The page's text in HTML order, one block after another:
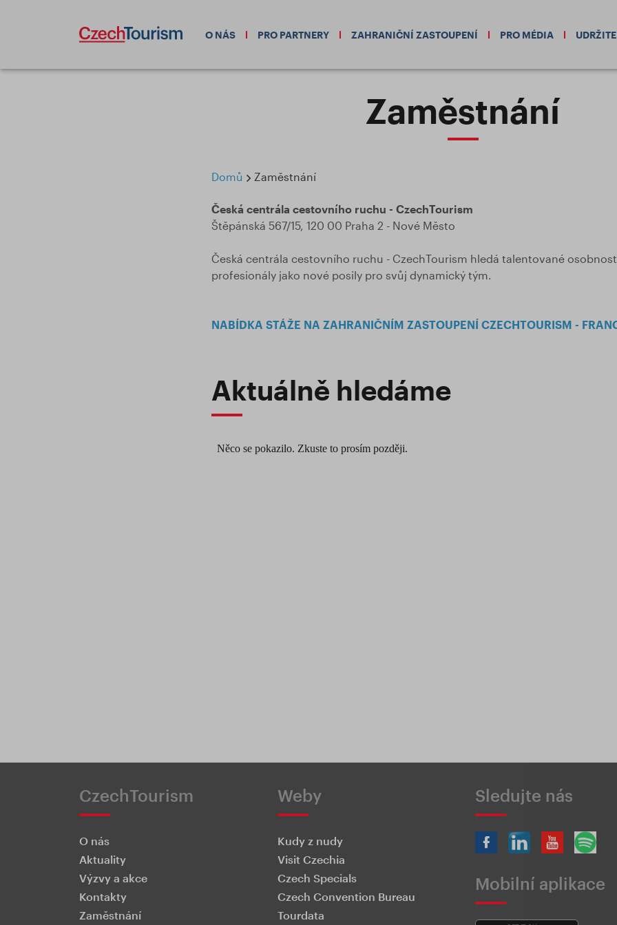
O NÁS PRO PARTNERY ZAHRANIČNÍ ZASTOUPENÍ PRO MÉDIA
Zaměstnání
Domů Zaměstnání
Česká centrála cestovního ruchu - CzechTourism
Štěpánská 567/15, 120 00 Praha 2 - Nové Město
Česká centrála cestovního ruchu - CzechTourism hledá talentované
profesionály jako nové posily pro svůj dynamický tým.
NABÍDKA STÁŽE NA ZAHRANIČNÍM ZASTOUPENÍ CZECHTOURISM -
Aktuálně hledáme
CzechTourism
O nás
Aktuality
Výzvy a akce
Kontakty
Zaměstnání
Weby
Kudy z nudy
Visit Czechia
Czech Specials
Czech Convention Bureau
Tourdata
Sledujte nás
Mobilní aplikace